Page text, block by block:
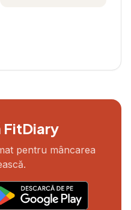
FitDiary
pentru mâncarea